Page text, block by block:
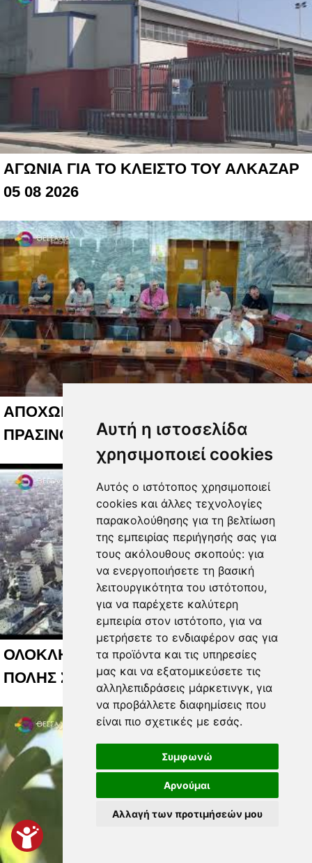
Αυτή η ιστοσελίδα
χρησιμοποιεί cookies
Αυτός ο ιστότοπος χρησιμοποιεί
cookies και άλλες τεχνολογίες
παρακολούθησης για τη βελτίωση
της εμπειρίας περιήγησής σας για
τους ακόλουθους σκοπούς: για
να ενεργοποιήσετε τη βασική
λειτουργικότητα του ιστότοπου,
για να παρέχετε καλύτερη
εμπειρία στον ιστότοπο, για να
μετρήσετε το ενδιαφέρον σας για
τα προϊόντα και τις υπηρεσίες
μας και να εξατομικεύσετε τις
αλληλεπιδράσεις μάρκετινγκ, για
να προβάλλετε διαφημίσεις που
είναι πιο σχετικές με εσάς.
Συμφωνώ
Αρνούμαι
Αλλαγή των προτιμήσεών μου
ΑΓΩΝΙΑ ΓΙΑ ΤΟ ΚΛΕΙΣΤΟ ΤΟΥ ΑΛΚΑΖΑΡ
05 08 2026
ΑΠΟΧΩΡΗΣΕΙΣ ΓΙΑ ΤΟ ΚΟΣΤΟΣ ΤΟΥ
ΠΡΑΣΙΝΟΥ 05 08 2026
ΟΛΟΚΛΗΡΩΜΕΝΟ ΣΥΣΤΗΜΑ ΕΞΥΠΝΗΣ
ΠΟΛΗΣ ΣΤΗ ΛΑΡΙΣΑ 06 08 2026